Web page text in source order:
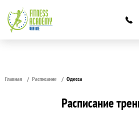
Главная Расписание Одесса
Расписание